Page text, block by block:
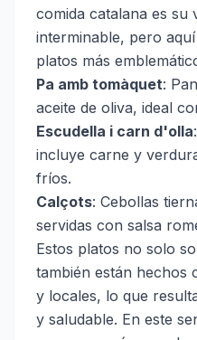
comida catalana es su
interminable, pero
platos más
Pa amb tomàquet:
aceite de oliva, ideal
Escudella i carn d'olla
incluye carne y
fríos.
Calçots: Cebollas
servidas con salsa
Estos platos no solo
también están hechos
y locales, lo que
y saludable. En este